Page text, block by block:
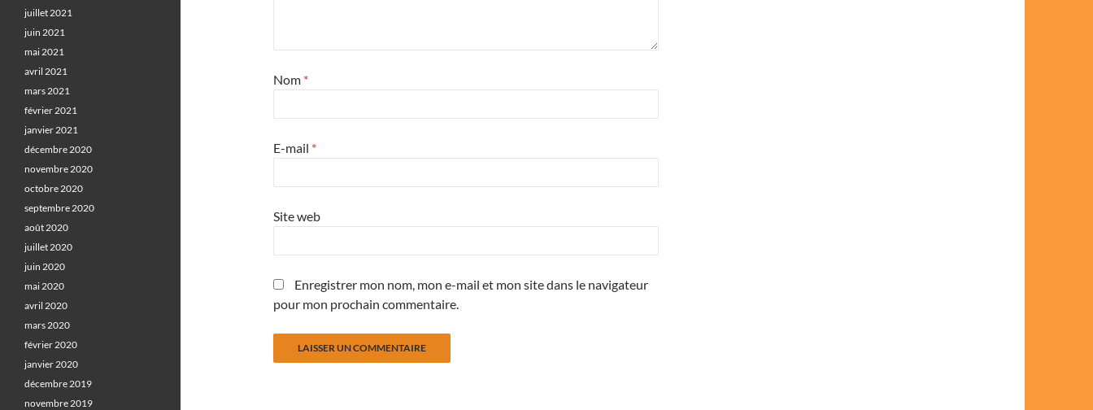
Nom *
E-mail *
Site web
Enregistrer mon nom, mon e-mail et mon site dans le navigateur
pour mon prochain commentaire.
juillet 2021
juin 2021
mai 2021
avril 2021
mars 2021
février 2021
janvier 2021
décembre 2020
novembre 2020
octobre 2020
septembre 2020
août 2020
juillet 2020
juin 2020
mai 2020
avril 2020
mars 2020
février 2020
janvier 2020
décembre 2019
novembre 2019